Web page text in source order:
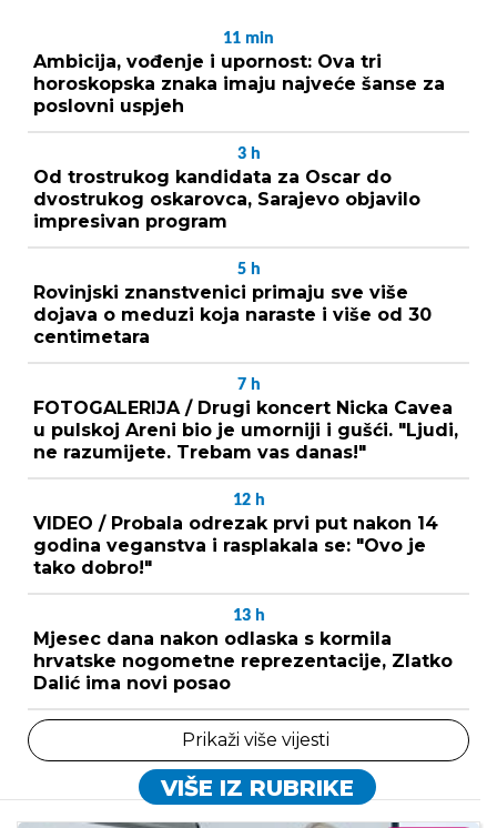
11 min
Ambicija, vođenje i upornost: Ova tri
horoskopska znaka imaju najveće šanse za
poslovni uspjeh
3 h
Od trostrukog kandidata za Oscar do
dvostrukog oskarovca, Sarajevo objavilo
impresivan program
5 h
Rovinjski znanstvenici primaju sve više
dojava o meduzi koja naraste i više od 30
centimetara
7 h
FOTOGALERIJA / Drugi koncert Nicka Cavea
u pulskoj Areni bio je umorniji i gušći. "Ljudi,
ne razumijete. Trebam vas danas!"
12 h
VIDEO / Probala odrezak prvi put nakon 14
godina veganstva i rasplakala se: "Ovo je
tako dobro!"
13 h
Mjesec dana nakon odlaska s kormila
hrvatske nogometne reprezentacije, Zlatko
Dalić ima novi posao
Prikaži više vijesti
VIŠE IZ RUBRIKE